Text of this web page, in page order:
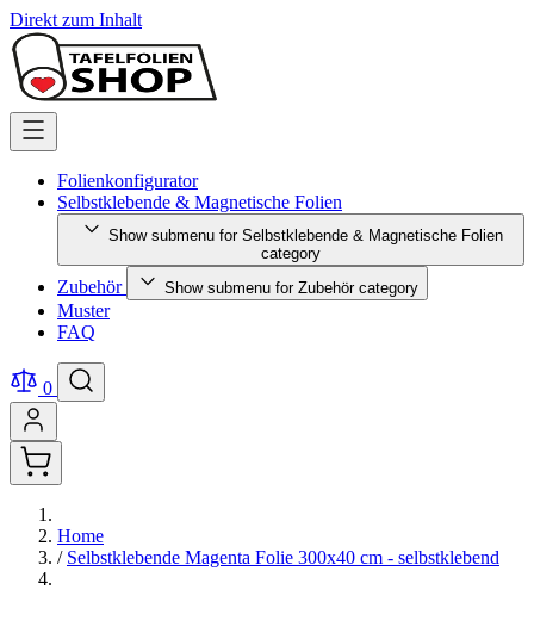
Direkt zum Inhalt
Folienkonfigurator
Selbstklebende & Magnetische Folien
Show submenu for Selbstklebende & Magnetische Folien
category
Zubehör Show submenu for Zubehör category
Muster
FAQ
0
Home
/ Selbstklebende Magenta Folie 300x40 cm - selbstklebend